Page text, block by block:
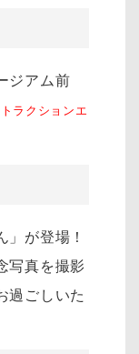
ジアム前
ラクションエ
が登場！
写真を撮影
過ごしいた